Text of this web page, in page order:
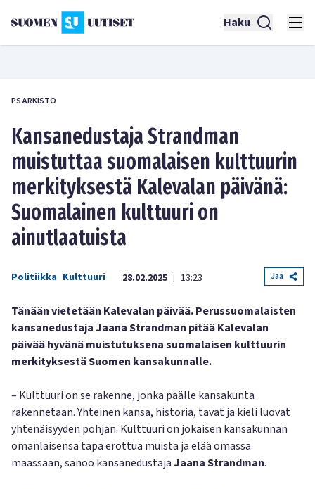
Haku
PS ARKISTO
Kansanedustaja Strandman
muistuttaa suomalaisen kulttuurin
merkityksestä Kalevalan päivänä:
Suomalainen kulttuuri on
ainutlaatuista
Politiikka Kulttuuri 28.02.2025 | 13:23 Jaa
Tänään vietetään Kalevalan päivää. Perussuomalaisten
kansanedustaja Jaana Strandman pitää Kalevalan
päivää hyvänä muistutuksena suomalaisen kulttuurin
merkityksestä Suomen kansakunnalle.
– Kulttuuri on se rakenne, jonka päälle kansakunta
rakennetaan. Yhteinen kansa, historia, tavat ja kieli luovat
yhtenäisyyden pohjan. Kulttuuri on jokaisen kansakunnan
omanlaisensa tapa erottua muista ja elää omassa
maassaan, sanoo kansanedustaja Jaana Strandman.